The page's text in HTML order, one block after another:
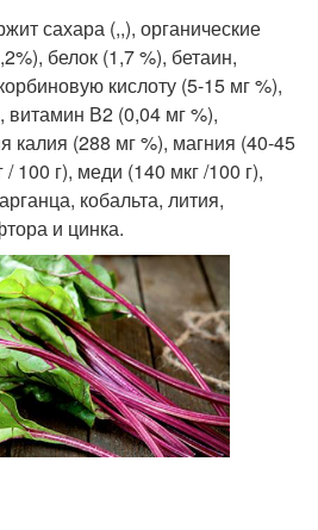
сахара (,,), органические
белок (1,7 %), бетаин,
кислоту (5-15 мг %),
витамин В2 (0,04 мг %),
калия (288 мг %), магния (40-45
100 г), меди (140 мкг /100 г),
кобальта, лития,
и цинка.